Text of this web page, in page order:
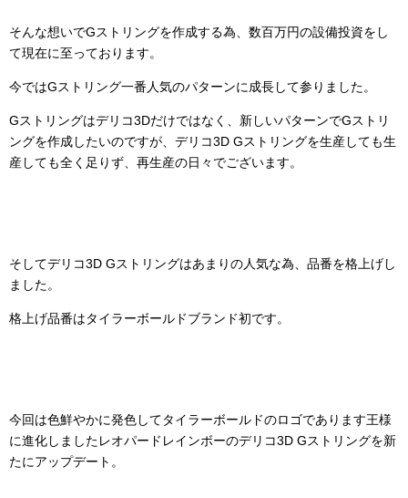
そんな想いでGストリングを作成する為、数百万円の設備投資をし
て現在に至っております。
今ではGストリング一番人気のパターンに成長して参りました。
Gストリングはデリコ3Dだけではなく、新しいパターンでGストリ
ングを作成したいのですが、デリコ3D Gストリングを生産しても生
産しても全く足りず、再生産の日々でございます。
そしてデリコ3D Gストリングはあまりの人気な為、品番を格上げし
ました。
格上げ品番はタイラーボールドブランド初です。
今回は色鮮やかに発色してタイラーボールドのロゴであります王様
に進化しましたレオパードレインボーのデリコ3D Gストリングを新
たにアップデート。